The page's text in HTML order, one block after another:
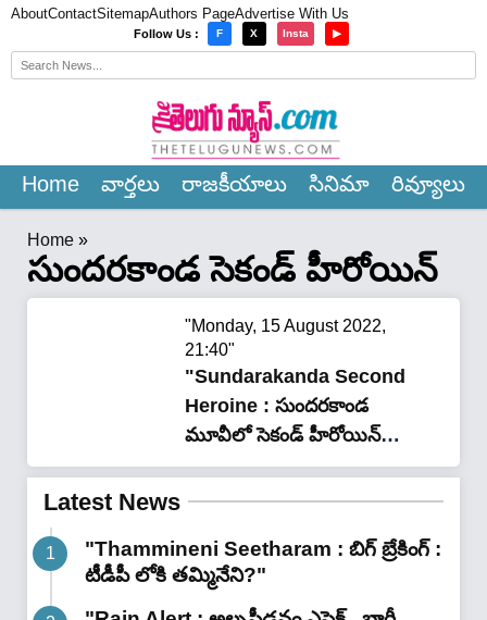
AboutContactSitemapAuthors PageAdvertise With Us
Follow Us : F X Insta ▶
Home వార్త‌లు రాజ‌కీయాలు సినిమా రివ్యూలు
Home »
సుందరకాండ సెకండ్ హీరోయిన్
"Monday, 15 August 2022,
21:40"
"Sundarakanda Second
Heroine : సుందరకాండ
మూవీలో సెకండ్ హీరోయిన్
ఎవరి మేనకొడలంటే..?"
Latest News
"Thammineni Seetharam : బిగ్ బ్రేకింగ్ :
టీడీపీ లోకి తమ్మినేని?"